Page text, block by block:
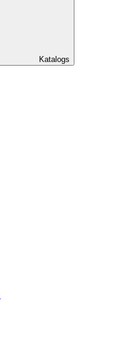
Katalogs